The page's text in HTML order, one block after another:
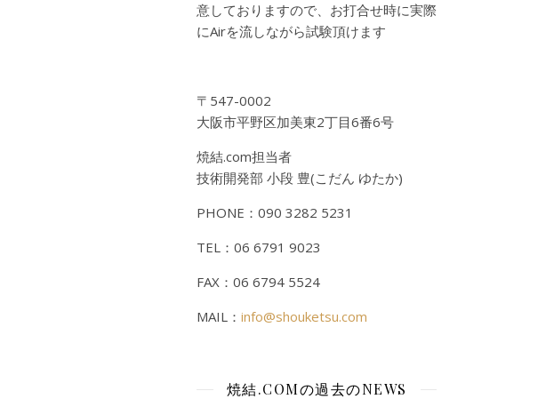
意しておりますので、お打合せ時に実際
にAirを流しながら試験頂けます
〒547-0002
大阪市平野区加美東2丁目6番6号
焼結.com担当者
技術開発部 小段 豊(こだん ゆたか)
PHONE：090 3282 5231
TEL：06 6791 9023
FAX：06 6794 5524
MAIL： info@shouketsu.com
焼結.COMの過去のNEWS